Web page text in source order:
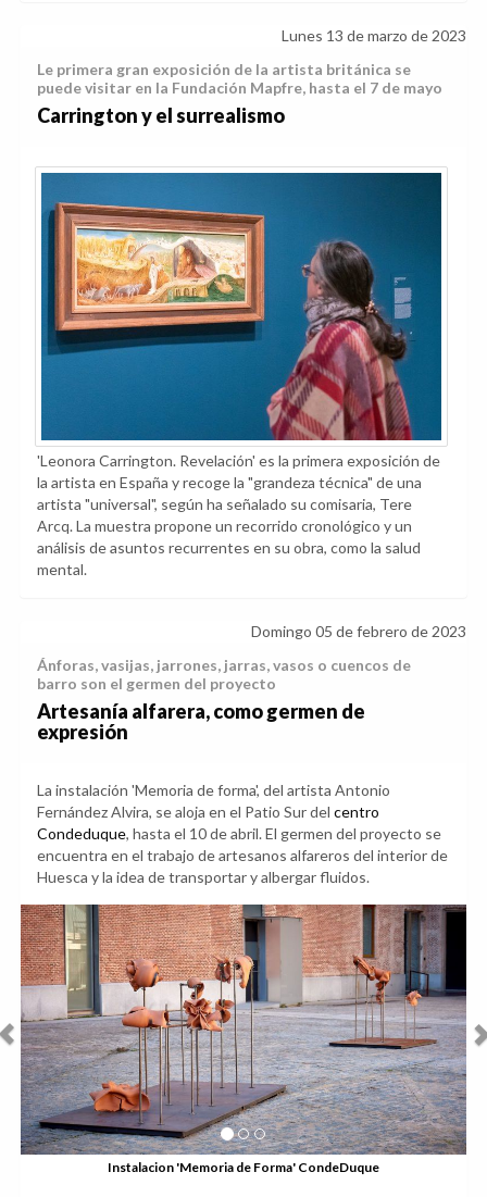
Antonio López, en la Puerta del Sol
Lunes 13 de marzo de 2023
puede visitar en la Fundación Mapfre, hasta el 7 de mayo
'Leonora Carrington. Revelación' es la primera exposición de
la artista en España y recoge la "grandeza técnica" de una
análisis de asuntos recurrentes en su obra, como la salud
Domingo 05 de febrero de 2023
Ánforas, vasijas, jarrones, jarras, vasos o cuencos de
Artesanía alfarera, como germen de
expresión
La instalación 'Memoria de forma', del artista Antonio
Fernández Alvira, se aloja en el Patio Sur del
Condeduque, hasta el 10 de abril. El germen del proyecto se
encuentra en el trabajo de artesanos alfareros del interior de
Huesca y la idea de transportar y albergar fluidos.
Anterior